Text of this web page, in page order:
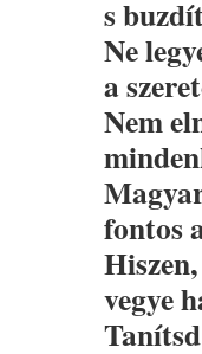
s
Ne
a
Nem
fontos
vegye